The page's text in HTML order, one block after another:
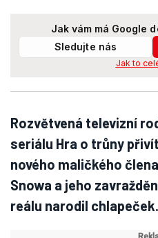
Jak vám má Google
Sledujte nás
Jak to
Rozvětvená televizní
seriálu Hra o trůny
nového maličkého
Snowa a jeho
reálu narodil chlapeček.